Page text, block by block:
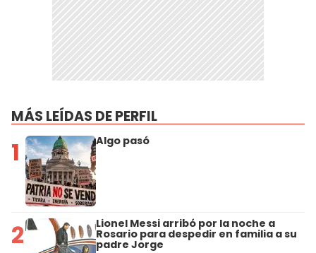
MÁS LEÍDAS DE PERFIL
1 Algo pasó
2 Lionel Messi arribó por la noche a
Rosario para despedir en familia a su
padre Jorge